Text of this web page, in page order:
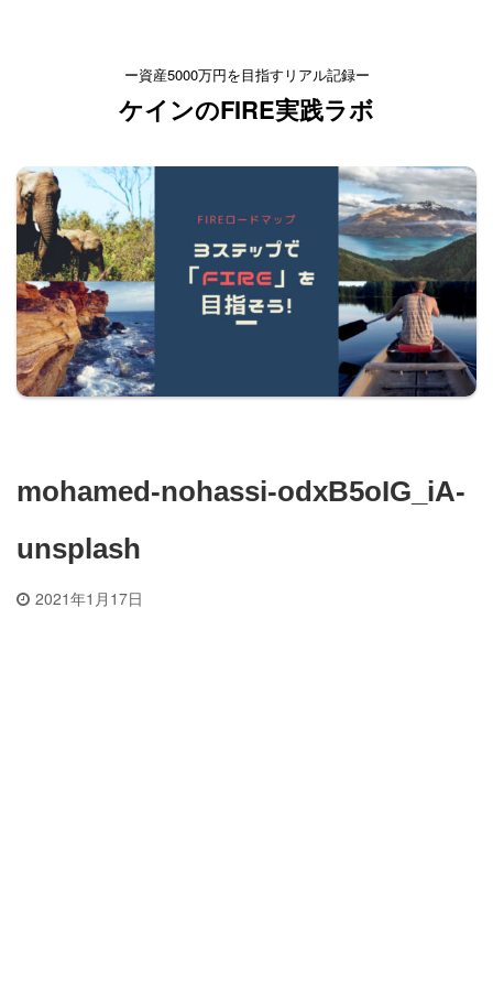
ー資産5000万円を目指すリアル記録ー
ケインのFIRE実践ラボ
mohamed-nohassi-odxB5oIG_iA-
unsplash
2021年1月17日